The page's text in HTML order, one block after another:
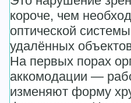
короче, чем
оптической
удалённых
На первых порах
аккомодации —
изменяют форму